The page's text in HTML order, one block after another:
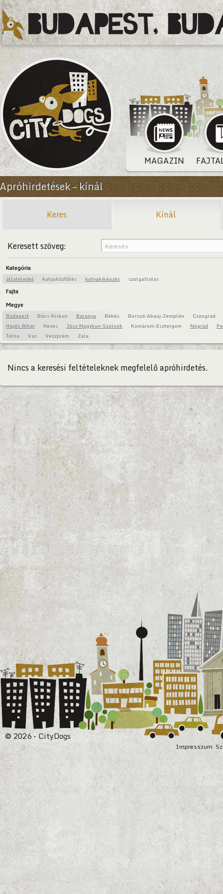
MAGAZIN
Apróhirdetések – kínál
Keres Kínál
Keresett szöveg:
Kategória
állateledel kutyaházfűtés kutyakiképzés szolgaltatás
Fajta
Megye
Budapest Bács-Kiskun Baranya Békés Borsod-Abaúj-Zemplén
Csongrád
Hajdú-Bihar
Heves Jász-Nagykun-Szolnok Komárom-Esztergom Nógrád
Tolna
Vas Veszprém Zala
Nincs a keresési feltételeknek megfelelő apróhirdetés.
Impresszum
© 2026 - CityDogs